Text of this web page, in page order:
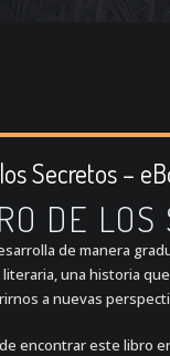
Secretos –
DE LOS
de manera
una historia
a nuevas
encontrar este libro